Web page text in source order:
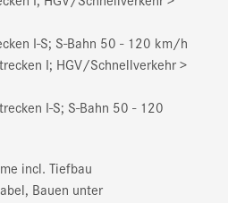
I-S; S-Bahn 50 - 120 km/h
I; HGV/Schnellverkehr >
I-S; S-Bahn 50 - 120
incl. Tiefbau
Bauen unter